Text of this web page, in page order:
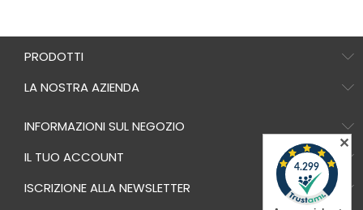
PRODOTTI
LA NOSTRA AZIENDA
INFORMAZIONI SUL NEGOZIO
IL TUO ACCOUNT
ISCRIZIONE ALLA NEWSLETTER
✕